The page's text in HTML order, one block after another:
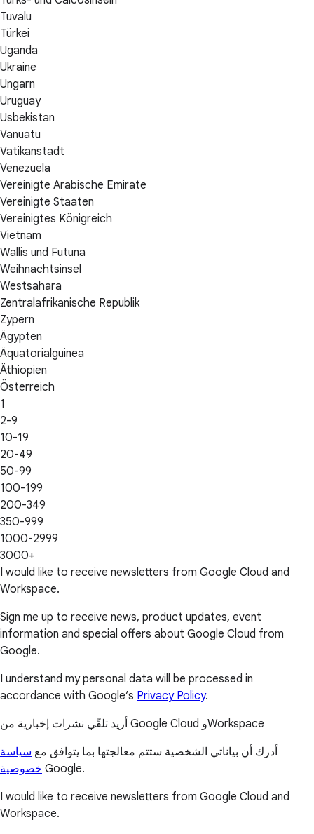
Tuvalu
Türkei
Uganda
Ukraine
Ungarn
Uruguay
Usbekistan
Vanuatu
Vatikanstadt
Venezuela
Vereinigte Arabische Emirate
Vereinigte Staaten
Vereinigtes Königreich
Vietnam
Wallis und Futuna
Weihnachtsinsel
Westsahara
Zentralafrikanische Republik
Zypern
Ägypten
Äquatorialguinea
Äthiopien
Österreich
1
2-9
10-19
20-49
50-99
100-199
200-349
350-999
1000-2999
3000+
I would like to receive newsletters from Google Cloud and
Workspace.
Sign me up to receive news, product updates, event
information and special offers about Google Cloud from
Google.
I understand my personal data will be processed in
accordance with Google’s Privacy Policy.
أريد تلقّي نشرات إخبارية من Google Cloud وWorkspace
أدرك أن بياناتي الشخصية ستتم معالجتها بما يتوافق مع سياسة
خصوصية Google.
I would like to receive newsletters from Google Cloud and
Workspace.